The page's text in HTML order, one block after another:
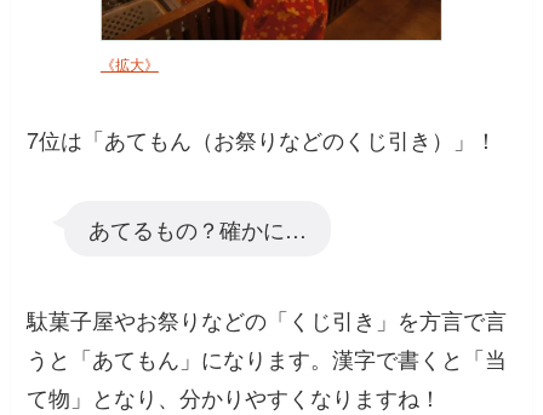
《拡大》
7位は「あてもん（お祭りなどのくじ引き）」！
あてるもの？確かに…
駄菓子屋やお祭りなどの「くじ引き」を方言で言
うと「あてもん」になります。漢字で書くと「当
て物」となり、分かりやすくなりますね！